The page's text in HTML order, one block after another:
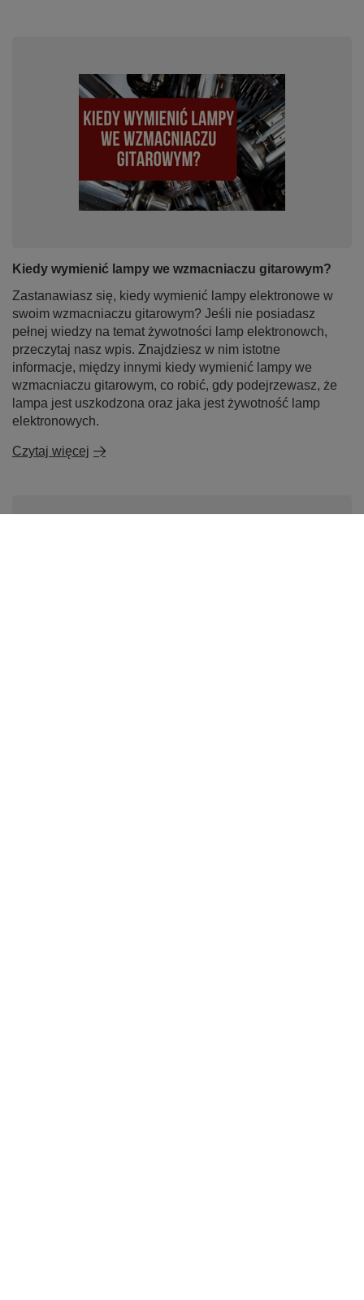
Kiedy wymienić lampy we wzmacniaczu gitarowym?
Zastanawiasz się, kiedy wymienić lampy elektronowe w
swoim wzmacniaczu gitarowym? Jeśli nie posiadasz
pełnej wiedzy na temat żywotności lamp elektronowch,
przeczytaj nasz wpis. Znajdziesz w nim istotne
informacje, między innymi kiedy wymienić lampy we
wzmacniaczu gitarowym, co robić, gdy podejrzewasz, że
lampa jest uszkodzona oraz jaka jest żywotność lamp
elektronowych.
Czytaj więcej